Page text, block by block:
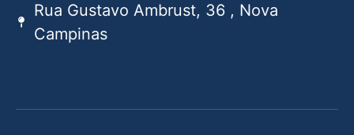
Rua Gustavo Ambrust, 36 , Nova
Campinas